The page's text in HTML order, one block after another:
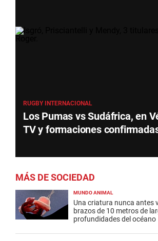
RUGBY INTERNACIONAL
Los Pumas vs Sudáfrica, en
TV y formaciones
MÁS DE SOCIEDAD
MUNDO ANIMAL
Una criatura nunca antes
brazos de 10 metros de
profundidades del océano